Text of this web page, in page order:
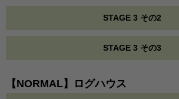
STAGE 3 その2
STAGE 3 その3
【NORMAL】ログハウス